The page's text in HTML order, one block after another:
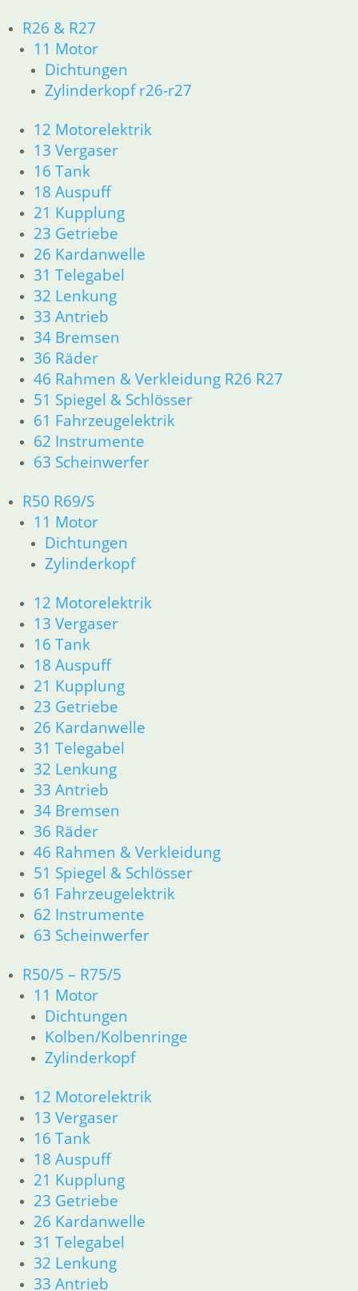
R26 & R27
11 Motor
Dichtungen
Zylinderkopf r26-r27
12 Motorelektrik
13 Vergaser
16 Tank
18 Auspuff
21 Kupplung
23 Getriebe
26 Kardanwelle
31 Telegabel
32 Lenkung
33 Antrieb
34 Bremsen
36 Räder
46 Rahmen & Verkleidung R26 R27
51 Spiegel & Schlösser
61 Fahrzeugelektrik
62 Instrumente
63 Scheinwerfer
R50 R69/S
11 Motor
Dichtungen
Zylinderkopf
12 Motorelektrik
13 Vergaser
16 Tank
18 Auspuff
21 Kupplung
23 Getriebe
26 Kardanwelle
31 Telegabel
32 Lenkung
33 Antrieb
34 Bremsen
36 Räder
46 Rahmen & Verkleidung
51 Spiegel & Schlösser
61 Fahrzeugelektrik
62 Instrumente
63 Scheinwerfer
R50/5 – R75/5
11 Motor
Dichtungen
Kolben/Kolbenringe
Zylinderkopf
12 Motorelektrik
13 Vergaser
16 Tank
18 Auspuff
21 Kupplung
23 Getriebe
26 Kardanwelle
31 Telegabel
32 Lenkung
33 Antrieb
In den Warenkorb
Dichtring
2,95€
Artikelnummer: 1233302
inkl. MwSt.
zzgl.Versandkosten
In den Warenkorb
Simmerring Tellerrad
12,80
Artikelnummer: 3004343
inkl. MwSt.
zzgl.Versandkosten
In den Warenkorb
Dichtring vor Schwingenlager
5,50€
Artikelnummer: 2000331
zzgl.Versandkosten
In den Warenkorb
Simmerring der Achshülse
Artikelnummer: 3004337
inkl. MwSt.
zzgl.
Versandkosten
In den Warenkorb
Dichtung Kardangehäuse
5,50€
Artikelnummer: 2311096
inkl. MwSt.
zzgl.Versandkosten
In den Warenkorb
Dichtung
1,80€
Artikelnummer: 2311098
inkl. MwSt.
In den Warenkorb
Bundmutter für
Abtriebswelle
6,50€
inkl. MwSt.
zzgl. Versandkosten
In den Warenkorb
Schelle für Manschette
3,50€
Artikelnummer: 1230297
inkl. MwSt.
zzgl. Versandkosten